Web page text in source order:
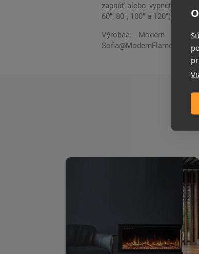
zapnúť alebo vypnúť. Môže
60", 80", 100" a 120"). RGB
Výrobca: Modern
Sofia@ModernFlames.com